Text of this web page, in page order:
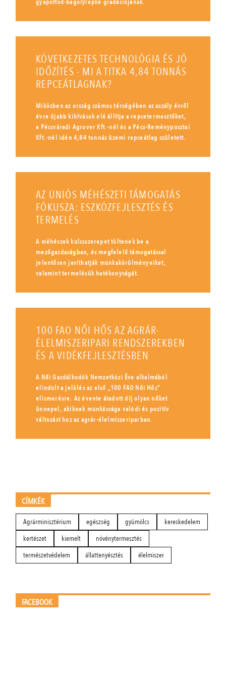
gyapottok-bagolylepke gradációjának.
KÖVETKEZETES TECHNOLÓGIA ÉS JÓ
IDŐZÍTÉS - MI A TITKA 4,84 TONNÁS
REPCEÁTLAGNAK?
Miközben az ország számos térségében az aszály évről
évre újabb kihívások elé állítja a repcetermesztőket,
a Pécsváradi Agrover Kft.-nél és a Pécs-Reménypusztai
Kft.-nél idén 4,84 tonnás üzemi repceátlag született.
AZ UNIÓS MÉHÉSZETI TÁMOGATÁS
FÓKUSZA: ESZKÖZFEJLESZTÉS ÉS
TERMELÉS
A méhészek kulcsszerepet töltenek be a
mezőgazdaságban, és megfelelő támogatással
jelentősen javíthatják munkakörülményeiket,
valamint termelésük hatékonyságát.
100 FAO NŐI HŐS AZ AGRÁR-
ÉLELMISZERIPARI RENDSZEREKBEN
ÉS A VIDÉKFEJLESZTÉSBEN
A Női Gazdálkodók Nemzetközi Éve alkalmából
elindult a jelölés az első „100 FAO Női Hős”
elismerésre. Az évente átadott díj olyan nőket
ünnepel, akiknek munkássága valódi és pozitív
változást hoz az agrár-élelmiszeriparban.
CÍMKÉK
Agrárminisztérium egészség gyümölcs
kereskedelem
kertészet
kiemelt
növénytermesztés
természetvédelem
állattenyésztés élelmiszer
FACEBOOK